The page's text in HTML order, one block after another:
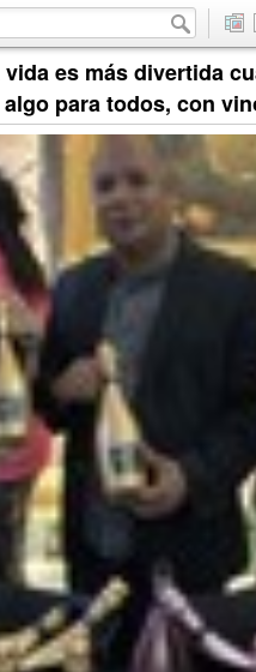
vida es más divertida
para todos, con